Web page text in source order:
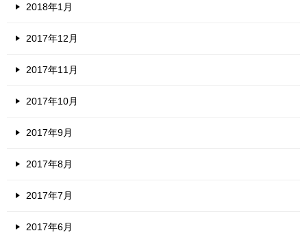
2018年1月
2017年12月
2017年11月
2017年10月
2017年9月
2017年8月
2017年7月
2017年6月